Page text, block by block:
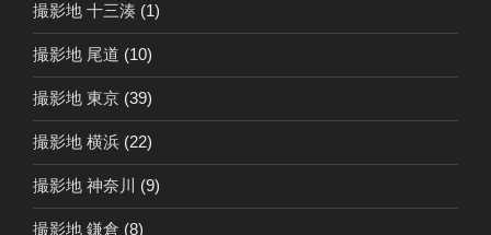
撮影地 十三湊 (1)
撮影地 尾道 (10)
撮影地 東京 (39)
撮影地 横浜 (22)
撮影地 神奈川 (9)
撮影地 鎌倉 (8)